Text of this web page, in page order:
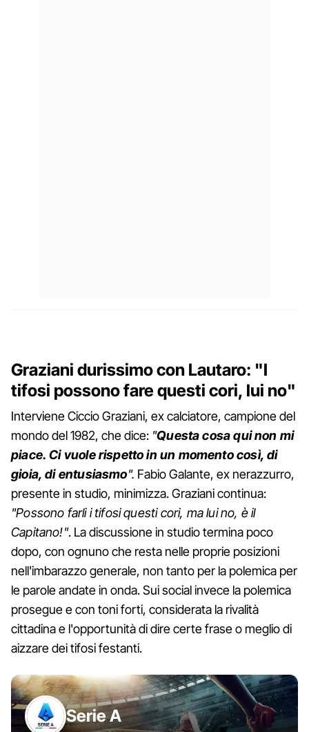
Graziani durissimo con Lautaro: "I
tifosi possono fare questi cori, lui no"
Interviene Ciccio Graziani, ex calciatore, campione del
mondo del 1982, che dice: "Questa cosa qui non mi
piace. Ci vuole rispetto in un momento così, di
gioia, di entusiasmo". Fabio Galante, ex nerazzurro,
presente in studio, minimizza. Graziani continua:
"Possono farli i tifosi questi cori, ma lui no, è il
Capitano!". La discussione in studio termina poco
dopo, con ognuno che resta nelle proprie posizioni
nell'imbarazzo generale, non tanto per la polemica per
le parole andate in onda. Sui social invece la polemica
prosegue e con toni forti, considerata la rivalità
cittadina e l'opportunità di dire certe frase o meglio di
aizzare dei tifosi festanti.
Serie A